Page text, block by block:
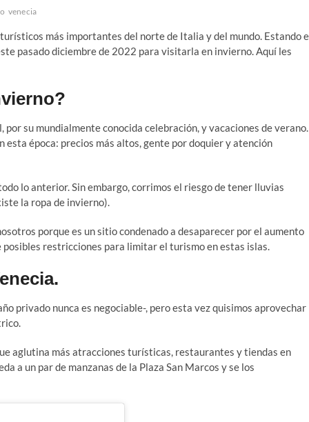
venecia
más importantes del norte de Italia y del mundo. Estando
pasado diciembre de 2022 para visitarla en invierno. Aquí les
su mundialmente conocida celebración, y vacaciones de verano.
esta época: precios más altos, gente por doquier y atención
lo anterior. Sin embargo, corrimos el riesgo de tener lluvias
la ropa de invierno).
porque es un sitio condenado a desaparecer por el aumento
restricciones para limitar el turismo en estas islas.
privado nunca es negociable-, pero esta vez quisimos aprovechar
aglutina más atracciones turísticas, restaurantes y tiendas en
a un par de manzanas de la Plaza San Marcos y se los